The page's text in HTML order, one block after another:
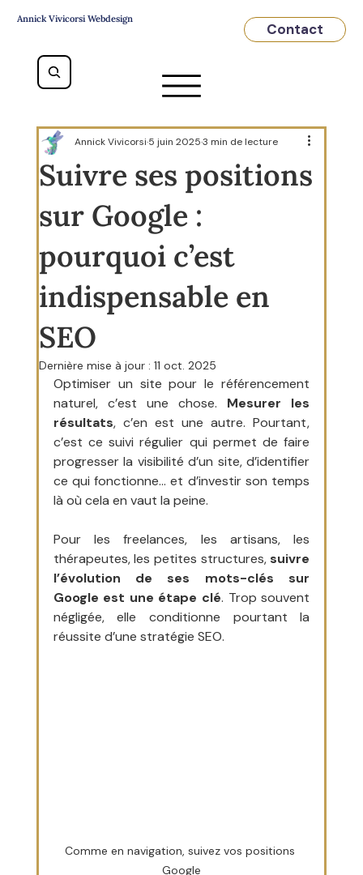
Annick Vivicorsi Webdesign
Contact
Suivre ses positions
sur Google :
pourquoi c’est
indispensable en
SEO
Annick Vivicorsi5 juin 20253 min de lecture
Dernière mise à jour : 11 oct. 2025
Optimiser un site pour le référencement
naturel, c’est une chose. Mesurer les
résultats, c’en est une autre. Pourtant,
c’est ce suivi régulier qui permet de faire
progresser la visibilité d’un site, d’identifier
ce qui fonctionne… et d’investir son temps
là où cela en vaut la peine.
Pour les freelances, les artisans, les
thérapeutes, les petites structures, suivre
l’évolution de ses mots-clés sur
Google est une étape clé. Trop souvent
négligée, elle conditionne pourtant la
réussite d’une stratégie SEO.
Comme en navigation, suivez vos positions
Google